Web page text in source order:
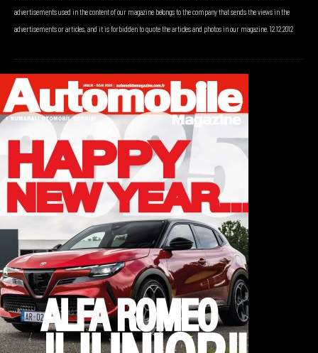
advertisements used in the content of our magazine belongs to the company that sends the views in the
advertisements or articles, and it is forbidden to quote the articles and photos in our magazine. 12.12.2012